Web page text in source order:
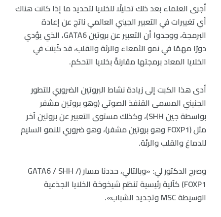
أجرى العلماء بعد ذلك تحليلًا للخلايا لتحديد ما إذا كانت هناك
أي تغييرات في التعبير الجيني العالمي ناتج عن إعادة
البرمجة، ووجدوا أن التعبير عن بروتين GATA6، الذي يؤدي
دورًا مهمًا في نمو الأمعاء والرئة والقلب، قد كُبتت في
الخلايا المعاد برمجتها مقارنةً بخلايا التحكم.
أدى هذا الكبت إلى زيادة نشاط البروتين الضروري للتطور
الجنيني المسمى القنفذ الصوتي (وهو بروتين مشفر
بواسطة جين SHH)، وكذلك مستوى التعبير عن بروتين آخر
مثل (FOXP1 وهو بروتين مشفر)، وهو ضروري للنمو السليم
للدماغ والقلب والرئة.
وصرح الدكتور لي: «وبالتالي، حددنا مسار (GATA6 / SHH /
FOXP1) كآلية رئيسية تنظم شيخوخة الخلايا الجذعية
الوسيطة MSC وتجديد الشباب».